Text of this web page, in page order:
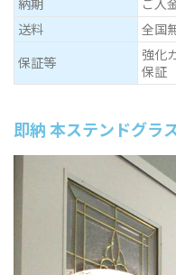
送料
全国
保証等
強化
保証
即納 本ステンドグラ